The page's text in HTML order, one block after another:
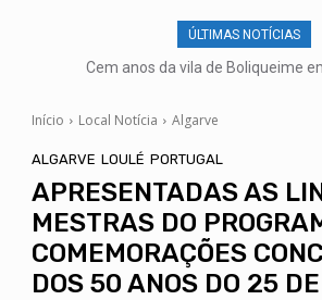
ÚLTIMAS NOTÍCIAS
Cem anos da vila de Boliqueime
Início Local Notícia Algarve
ALGARVE LOULÉ PORTUGAL
APRESENTADAS AS
MESTRAS DO
COMEMORAÇÕES
DOS 50 ANOS DO 25